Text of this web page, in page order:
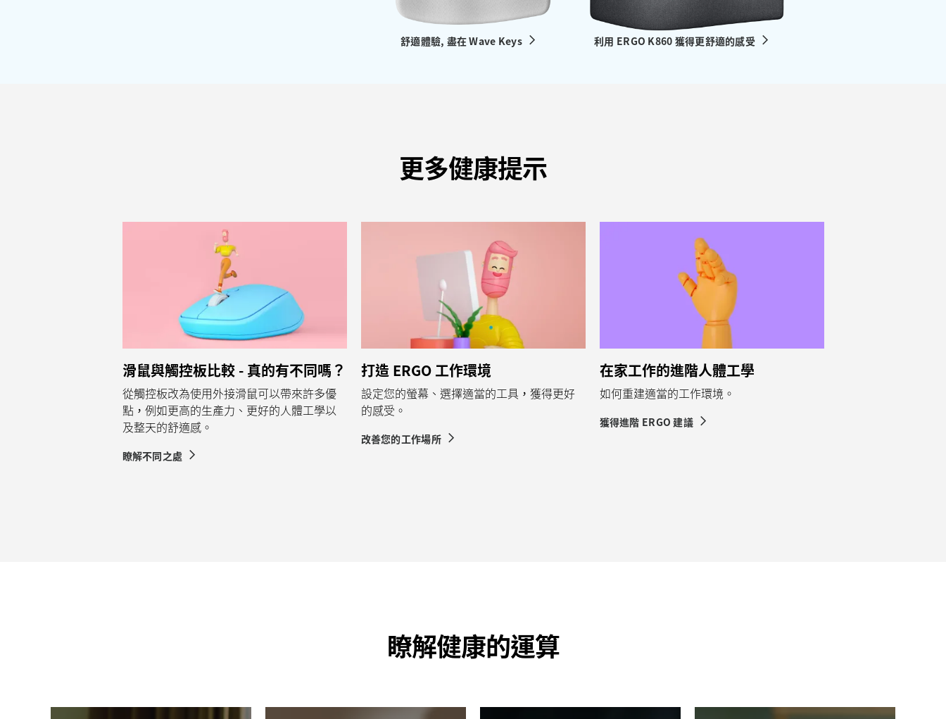
舒適體驗, 盡在 Wave Keys 利用 ERGO K860 獲得更舒適的感受
更多健康提示
滑鼠與觸控板比較 - 真的有不同嗎？
從觸控板改為使用外接滑鼠可以帶來許多優
點，例如更高的生產力、更好的人體工學以
及整天的舒適感。
瞭解不同之處
打造 ERGO 工作環境
設定您的螢幕、選擇適當的工具，獲得更好
的感受。
改善您的工作場所
在家工作的進階人體工學
如何重建適當的工作環境。
獲得進階 ERGO 建議
瞭解健康的運算